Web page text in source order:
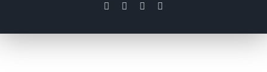
facebook
twitter instagram